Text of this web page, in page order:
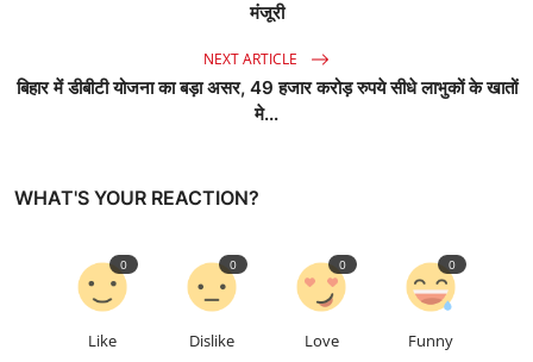
मंजूरी
NEXT ARTICLE
बिहार में डीबीटी योजना का बड़ा असर, 49 हजार करोड़ रुपये सीधे लाभुकों के खातों
मे...
WHAT'S YOUR REACTION?
Like
0
Dislike
0
Love
0
Funny
0